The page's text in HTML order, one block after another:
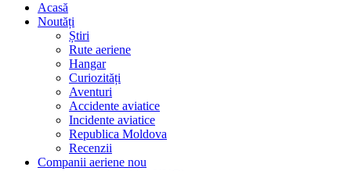
Acasă
Noutăți
Știri
Rute aeriene
Hangar
Curiozități
Aventuri
Accidente aviatice
Incidente aviatice
Republica Moldova
Recenzii
Companii aeriene nou